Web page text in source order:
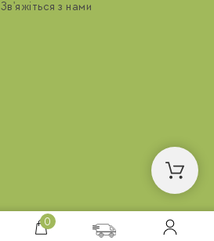
0
Зв'яжіться з нами